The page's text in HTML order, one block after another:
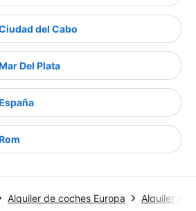
del Cabo
Del Plata
Alquiler de coches Europa Alquiler de